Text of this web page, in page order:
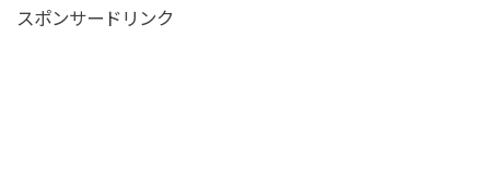
スポンサードリンク